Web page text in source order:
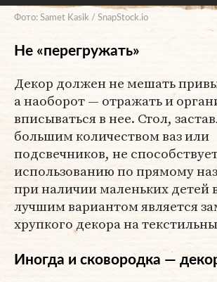
Фото: Samet Kasik / SnapStock.io
Не «перегружать»
Декор должен не мешать
а наоборот — отражать и
вписываться в нее. Стол,
большим количеством ваз или
подсвечников, не
использованию по прямому
при наличии маленьких детей
лучшим вариантом является
хрупкого декора на
Иногда и сковородка —